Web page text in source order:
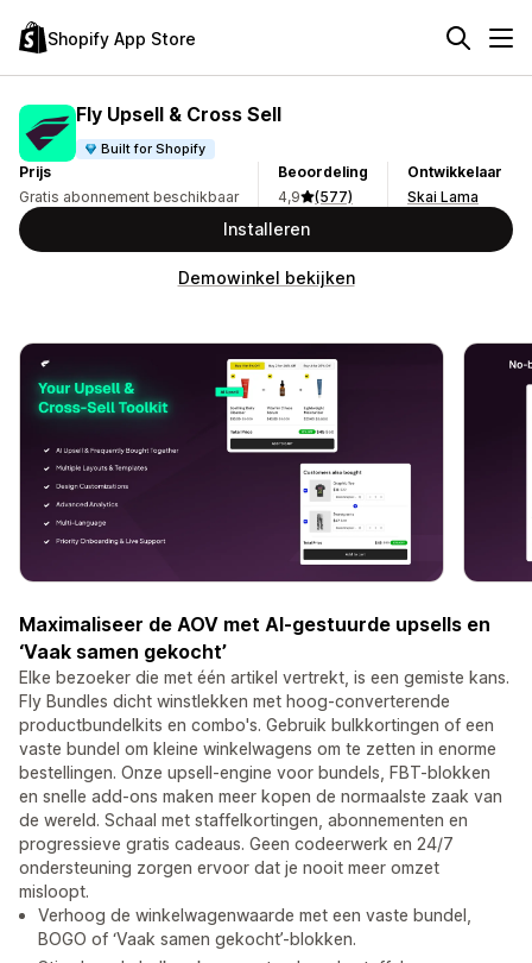
Shopify App Store
Fly Upsell & Cross Sell
Built for Shopify
Prijs
Gratis abonnement beschikbaar
Beoordeling
4,9
(577)
Ontwikkelaar
Skai Lama
Installeren
Demowinkel bekijken
Maximaliseer de AOV met AI-gestuurde upsells en
‘Vaak samen gekocht’
Elke bezoeker die met één artikel vertrekt, is een gemiste kans.
Fly Bundles dicht winstlekken met hoog-converterende
productbundelkits en combo's. Gebruik bulkkortingen of een
vaste bundel om kleine winkelwagens om te zetten in enorme
bestellingen. Onze upsell-engine voor bundels, FBT-blokken
en snelle add-ons maken meer kopen de normaalste zaak van
de wereld. Schaal met staffelkortingen, abonnementen en
progressieve gratis cadeaus. Geen codeerwerk en 24/7
ondersteuning zorgen ervoor dat je nooit meer omzet
misloopt.
Verhoog de winkelwagenwaarde met een vaste bundel,
BOGO of ‘Vaak samen gekocht’-blokken.